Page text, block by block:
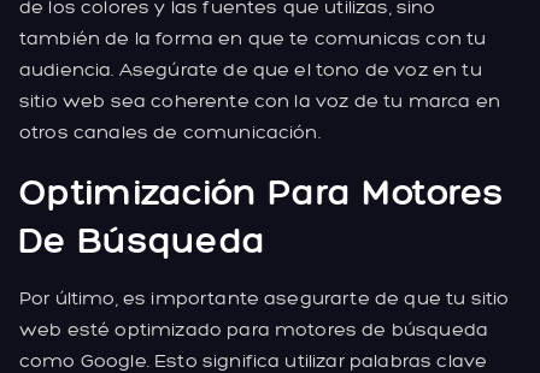
de los colores y las fuentes que utilizas, sino
también de la forma en que te comunicas con tu
audiencia. Asegúrate de que el tono de voz en tu
sitio web sea coherente con la voz de tu marca en
otros canales de comunicación.
Optimización Para Motores
De Búsqueda
Por último, es importante asegurarte de que tu sitio
web esté optimizado para motores de búsqueda
como Google. Esto significa utilizar palabras clave